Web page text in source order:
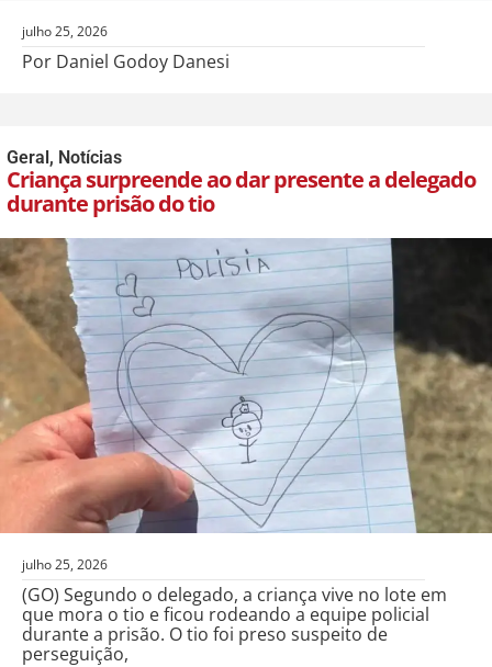
julho 25, 2026
Por Daniel Godoy Danesi
Geral, Notícias
Criança surpreende ao dar presente a delegado
durante prisão do tio
julho 25, 2026
(GO) Segundo o delegado, a criança vive no lote em
que mora o tio e ficou rodeando a equipe policial
durante a prisão. O tio foi preso suspeito de
perseguição,